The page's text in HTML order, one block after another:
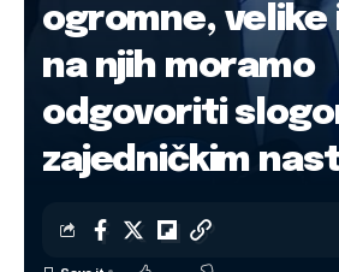
ogromne, velike
na njih moramo
odgovoriti
zajedničkim